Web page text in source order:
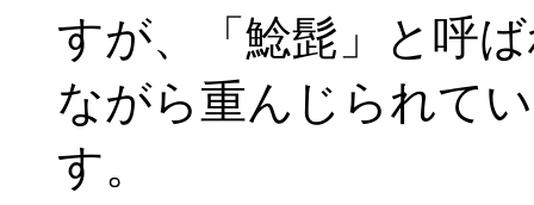
すが、「鯰髭」と呼
ながら重んじられて
す。